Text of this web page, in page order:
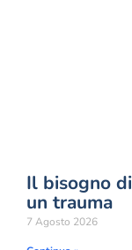
Il bisogno
un trauma
7 Agosto 2026